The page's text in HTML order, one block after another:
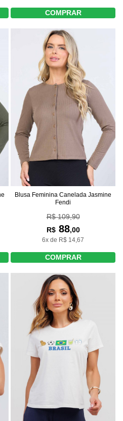
COMPRAR
Blusa Feminina Canelada Jasmine
Fendi
R$ 109,90
R$88,00
6x de R$ 14,67
COMPRAR